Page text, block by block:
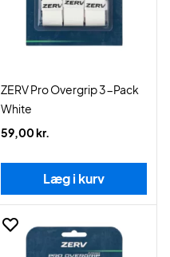
ZERV Pro Overgrip 3-Pack
White
59,00 kr.
Læg i kurv